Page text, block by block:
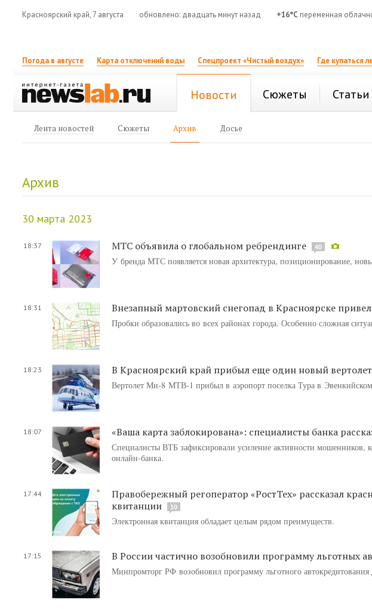
Красноярский край, 7 августа обновлено: двадцать минут назад +16°C переменная
Погода в августе Карта отключений воды Спецпроект «Чистый воздух» Где купаться
Новости Сюжеты Статьи
Лента новостей Сюжеты Архив Досье
Архив
30 марта 2023
18:37 МТС объявила о глобальном ребрендинге 40
У бренда МТС появляется новая архитектура, позиционирование,
18:31 Внезапный мартовский снегопад в Красноярске
Пробки образовались во всех районах города. Особенно сложная
18:23 В Красноярский край прибыл еще один новый
Вертолет Ми-8 МТВ-1 прибыл в аэропорт поселка Тура в Эвенкийском
18:07 «Ваша карта заблокирована»: специалисты банка
Специалисты ВТБ зафиксировали усиление активности мошенников,
онлайн-банка.
17:44
Правобережный регоператор «РостТех» рассказал
квитанции
10
Электронная квитанция обладает целым рядом преимуществ.
17:15 В России частично возобновили программу льготных
Минпромторг РФ возобновил программу льготного